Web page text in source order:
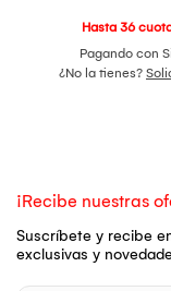
Hasta 36
Pagando con
¿No la tienes?
¡Recibe nuestras
Suscríbete y recibe
exclusivas y